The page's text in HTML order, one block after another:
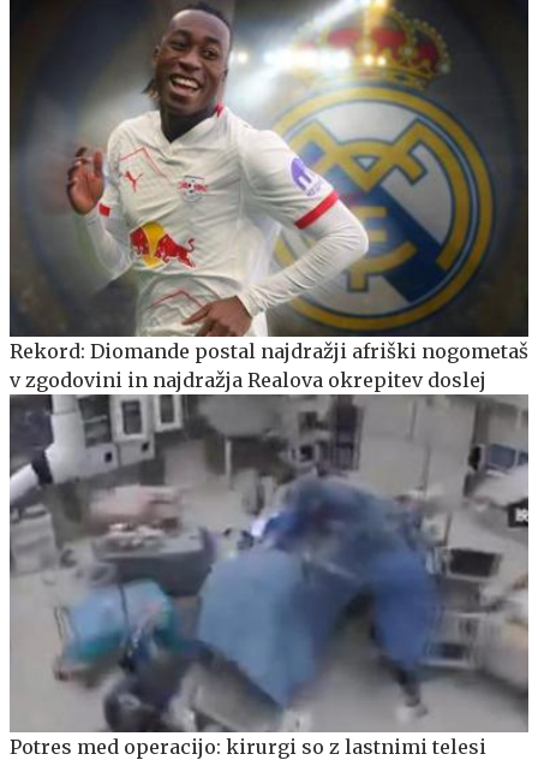
Rekord: Diomande postal najdražji afriški nogometaš
v zgodovini in najdražja Realova okrepitev doslej
Potres med operacijo: kirurgi so z lastnimi telesi